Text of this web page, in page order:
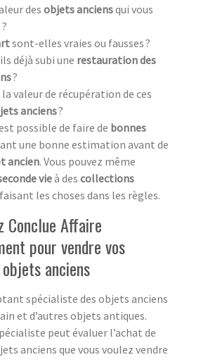
des objets anciensqui vous
sont-elles vraies ou fausses ?
déjà subi une restauration des
?
la valeur de récupération de ces
anciens?
possible de faire de bonnes
une bonne estimation avant de
ancien. Vous pouvez même
vieà des collections
les choses dans les règles.
Conclue Affaire
pour vendre vos
anciens
spécialiste des objets anciens
et d’autres objets antiques.
peut évaluer l’achat de
anciens que vous voulez vendre